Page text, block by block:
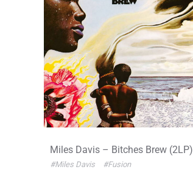
Miles Davis – Bitches Brew (2LP)
#Miles Davis #Fusion